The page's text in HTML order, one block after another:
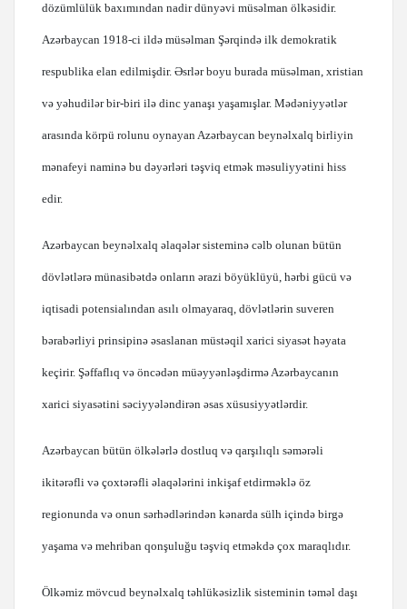
dözümlülük baxımından nadir dünyəvi müsəlman ölkəsidir.
Azərbaycan 1918-ci ildə müsəlman Şərqində ilk demokratik
respublika elan edilmişdir. Əsrlər boyu burada müsəlman, xristian
və yəhudilər bir-biri ilə dinc yanaşı yaşamışlar. Mədəniyyətlər
arasında körpü rolunu oynayan Azərbaycan beynəlxalq birliyin
mənafeyi naminə bu dəyərləri təşviq etmək məsuliyyətini hiss
edir.
Azərbaycan beynəlxalq əlaqələr sisteminə cəlb olunan bütün
dövlətlərə münasibətdə onların ərazi böyüklüyü, hərbi gücü və
iqtisadi potensialından asılı olmayaraq, dövlətlərin suveren
bərabərliyi prinsipinə əsaslanan müstəqil xarici siyasət həyata
keçirir. Şəffaflıq və öncədən müəyyənləşdirmə Azərbaycanın
xarici siyasətini səciyyələndirən əsas xüsusiyyətlərdir.
Azərbaycan bütün ölkələrlə dostluq və qarşılıqlı səmərəli
ikitərəfli və çoxtərəfli əlaqələrini inkişaf etdirməklə öz
regionunda və onun sərhədlərindən kənarda sülh içində birgə
yaşama və mehriban qonşuluğu təşviq etməkdə çox maraqlıdır.
Ölkəmiz mövcud beynəlxalq təhlükəsizlik sisteminin təməl daşı